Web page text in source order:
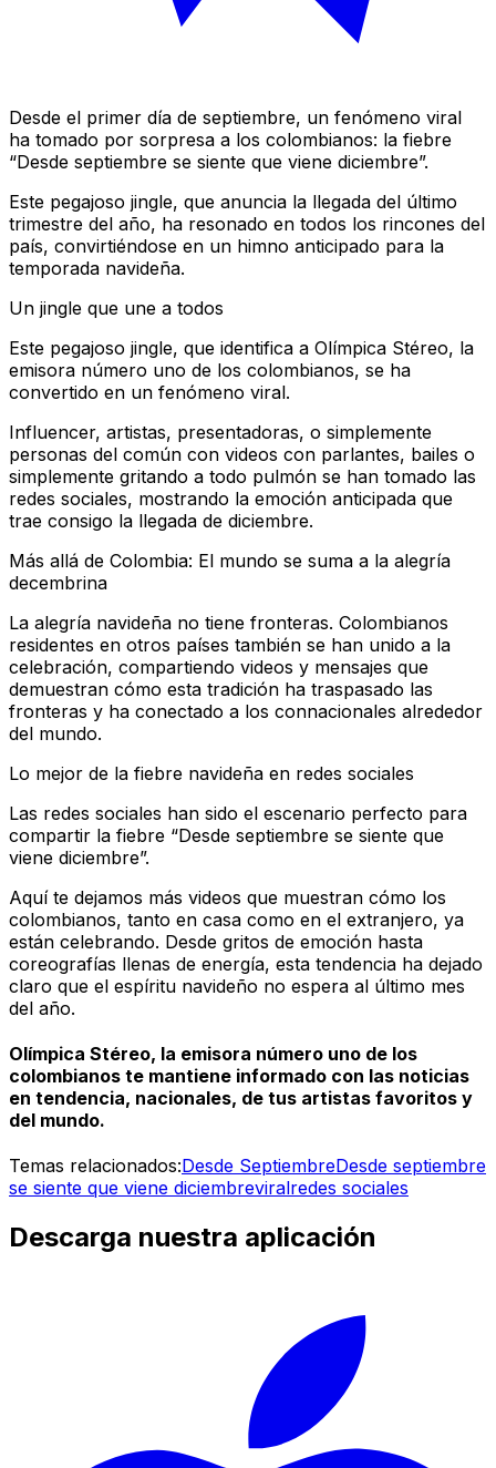
Desde el primer día de septiembre, un fenómeno viral
ha tomado por sorpresa a los colombianos: la fiebre
“Desde septiembre se siente que viene diciembre”.
Este pegajoso jingle, que anuncia la llegada del último
trimestre del año, ha resonado en todos los rincones del
país, convirtiéndose en un himno anticipado para la
temporada navideña.
Un jingle que une a todos
Este pegajoso jingle, que identifica a Olímpica Stéreo, la
emisora número uno de los colombianos, se ha
convertido en un fenómeno viral.
Influencer, artistas, presentadoras, o simplemente
personas del común con videos con parlantes, bailes o
simplemente gritando a todo pulmón se han tomado las
redes sociales, mostrando la emoción anticipada que
trae consigo la llegada de diciembre.
Más allá de Colombia: El mundo se suma a la alegría
decembrina
La alegría navideña no tiene fronteras. Colombianos
residentes en otros países también se han unido a la
celebración, compartiendo videos y mensajes que
demuestran cómo esta tradición ha traspasado las
fronteras y ha conectado a los connacionales alrededor
del mundo.
Lo mejor de la fiebre navideña en redes sociales
Las redes sociales han sido el escenario perfecto para
compartir la fiebre “Desde septiembre se siente que
viene diciembre”.
Aquí te dejamos más videos que muestran cómo los
colombianos, tanto en casa como en el extranjero, ya
están celebrando. Desde gritos de emoción hasta
coreografías llenas de energía, esta tendencia ha dejado
claro que el espíritu navideño no espera al último mes
del año.
Olímpica Stéreo, la emisora número uno de los
colombianos te mantiene informado con las noticias
en tendencia, nacionales, de tus artistas favoritos y
del mundo.
Temas relacionados:Desde SeptiembreDesde septiembre
se siente que viene diciembreviralredes sociales
Descarga nuestra aplicación